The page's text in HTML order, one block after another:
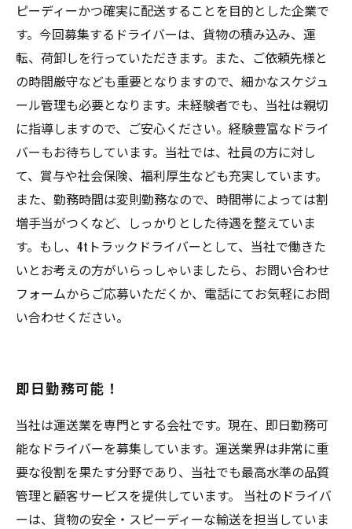
ピーディーかつ確実に配送することを目的とした企業で
す。今回募集するドライバーは、貨物の積み込み、運
転、荷卸しを行っていただきます。また、ご依頼先様と
の時間厳守なども重要となりますので、細かなスケジュ
ール管理も必要となります。未経験者でも、当社は親切
に指導しますので、ご安心ください。経験豊富なドライ
バーもお待ちしています。当社では、社員の方に対し
て、賞与や社会保険、福利厚生なども充実しています。
また、勤務時間は変則勤務なので、時間帯によっては割
増手当がつくなど、しっかりとした待遇を整えていま
す。もし、4tトラックドライバーとして、当社で働きた
いとお考えの方がいらっしゃいましたら、お問い合わせ
フォームからご応募いただくか、電話にてお気軽にお問
い合わせください。
即日勤務可能！
当社は運送業を専門とする会社です。現在、即日勤務可
能なドライバーを募集しています。運送業界は非常に重
要な役割を果たす分野であり、当社でも最高水準の品質
管理と顧客サービスを提供しています。 当社のドライバ
ーは、貨物の安全・スピーディーな輸送を担当していま